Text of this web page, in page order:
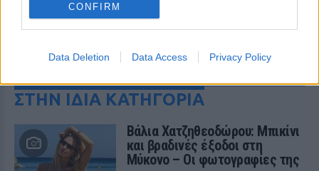
CONFIRM
Data Deletion Data Access Privacy Policy
ΔΕΙΤΕ ΕΠΙΣΗΣ
ΣΤΗΝ ΙΔΙΑ ΚΑΤΗΓΟΡΙΑ
Βάλια Χατζηθεοδώρου: Μπικίνι
και βραδινές έξοδοι στη
Μύκονο – Οι φωτογραφίες της